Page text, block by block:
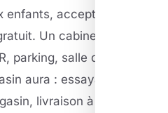
accepte les
Un cabinet médical
parking, salle d'attente,
aura : essayage en
livraison à domicile,